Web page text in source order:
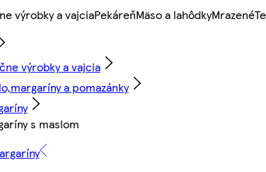
výrobky a vajciaPekáreňMäso a lahôdkyMrazené
výrobky a vajcia
a pomazánky
s maslom